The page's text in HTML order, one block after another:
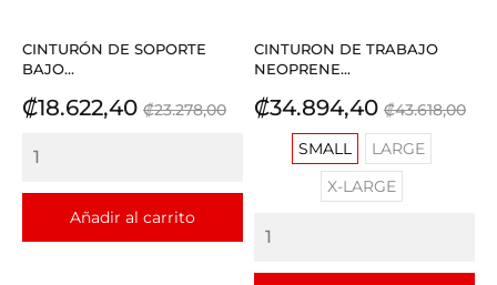
CINTURÓN DE SOPORTE
BAJO...
Precio
₡18.622,40 Precio
₡23.278,00
Añadir al carrito
CINTURON DE TRABAJO
NEOPRENE...
Precio
₡34.894,40 Precio
base
₡43.618,00
SMALL
LARGE
X-LARGE